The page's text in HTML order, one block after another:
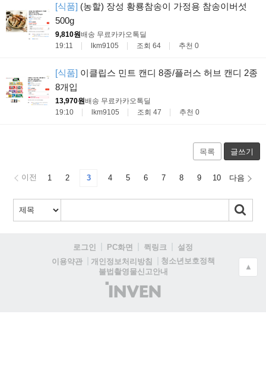
[식품] (농할) 장성 황룡참송이 가정용 참송이버섯
500g
9,810원배송 무료카카오톡딜
19:11
lkm9105 조회 64 추천 0
[식품] 이클립스 민트 캔디 8종/플러스 허브 캔디 2종
8개입
13,970원배송 무료카카오톡딜
19:10
lkm9105 조회 47 추천 0
목록 글쓰기
이전 1 2 3 4 5 6 7 8 9 10 다음
로그인 PC화면 퀵링크
설정
이용약관
개인정보처리방침
청소년보호정책
불법촬영물신고안내
(주)
인
▲